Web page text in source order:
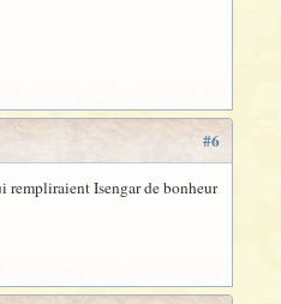
#6
rempliraient Isengar de bonheur